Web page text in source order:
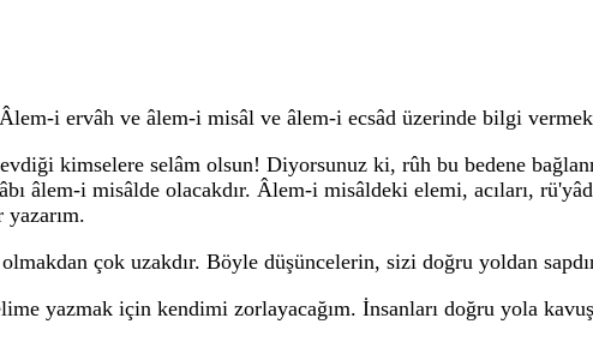
i ervâh ve âlem-i misâl ve âlem-i ecsâd üzerinde bilgi
kimselere selâm olsun! Diyorsunuz ki, rûh bu bedene
âlem-i misâlde olacakdır. Âlem-i misâldeki elemi, acıları,
çok uzakdır. Böyle düşüncelerin, sizi doğru yoldan
yazmak için kendimi zorlayacağım. İnsanları doğru yola